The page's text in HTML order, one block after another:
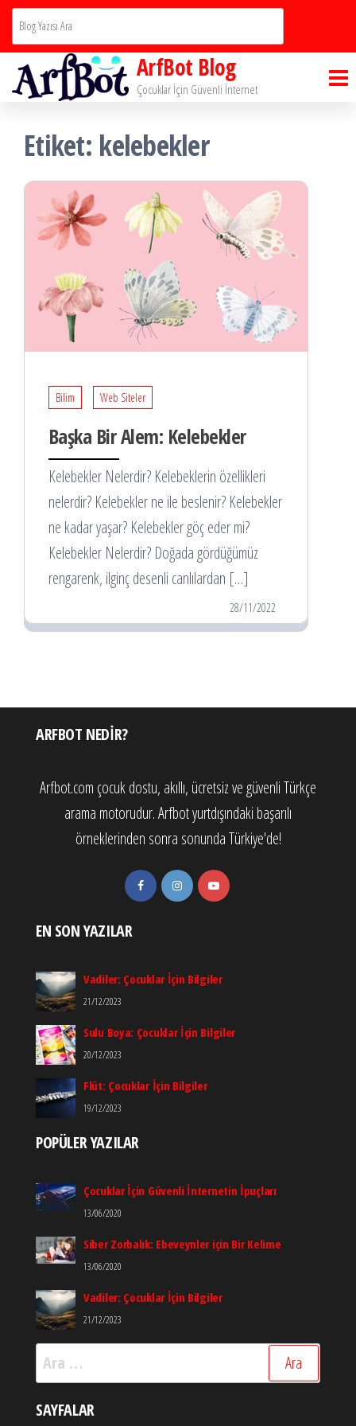
İçeriğe
ArfBot Blog
Çocuklar İçin Güvenli İnternet
Etiket: kelebekler
Bilim Web Siteler
Başka Bir Alem: Kelebekler
Kelebekler Nelerdir? Kelebeklerin özellikleri
nelerdir? Kelebekler ne ile beslenir? Kelebekler
ne kadar yaşar? Kelebekler göç eder mi?
Kelebekler Nelerdir? Doğada gördüğümüz
rengarenk, ilginç desenli canlılardan […]
28/11/2022
ARFBOT NEDIR?
Arfbot.com çocuk dostu, akıllı, ücretsiz ve güvenli Türkçe
arama motorudur. Arfbot yurtdışındaki başarılı
örneklerinden sonra sonunda Türkiye'de!
EN SON YAZILAR
Vadiler: Çocuklar İçin Bilgiler
21/12/2023
Sulu Boya: Çocuklar İçin Bilgiler
20/12/2023
Flüt: Çocuklar İçin Bilgiler
19/12/2023
POPÜLER YAZILAR
Çocuklar İçin Güvenli İnternetin İpuçları
13/06/2020
Siber Zorbalık: Ebeveynler için Bir Kelime
13/06/2020
Vadiler: Çocuklar İçin Bilgiler
21/12/2023
Arama:
SAYFALAR